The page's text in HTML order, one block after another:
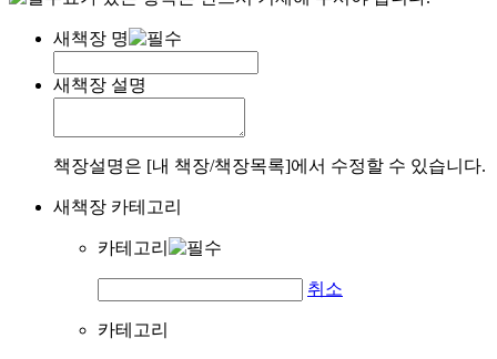
새책장 명
새책장 설명
책장설명은 [내 책장/책장목록]에서 수정할 수 있습니다.
새책장 카테고리
카테고리
취소
카테고리